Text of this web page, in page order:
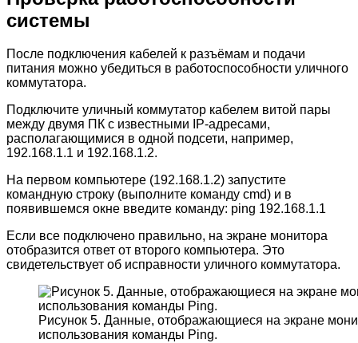
системы
После подключения кабелей к разъёмам и подачи
питания можно убедиться в работоспособности уличного
коммутатора.
Подключите уличный коммутатор кабелем витой пары
между двумя ПК с известными IP-адресами,
располагающимися в одной подсети, например,
192.168.1.1 и 192.168.1.2.
На первом компьютере (192.168.1.2) запустите
командную строку (выполните команду cmd) и в
появившемся окне введите команду: ping 192.168.1.1
Если все подключено правильно, на экране монитора
отобразится ответ от второго компьютера. Это
свидетельствует об исправности уличного коммутатора.
Рисунок 5. Данные, отображающиеся на экране
использования команды Ping.